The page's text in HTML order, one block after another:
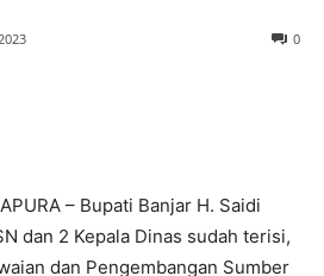
0
– Bupati Banjar H. Saidi
dan 2 Kepala Dinas sudah terisi,
dan Pengembangan Sumber